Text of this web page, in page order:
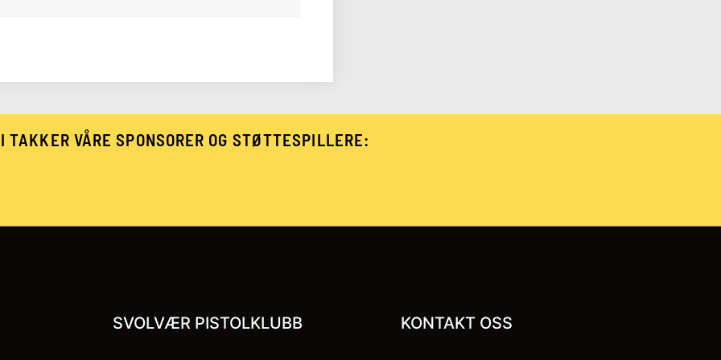
TAKKER VÅRE SPONSORER OG STØTTESPILLERE:
SVOLVÆR PISTOLKLUBB KONTAKT OSS